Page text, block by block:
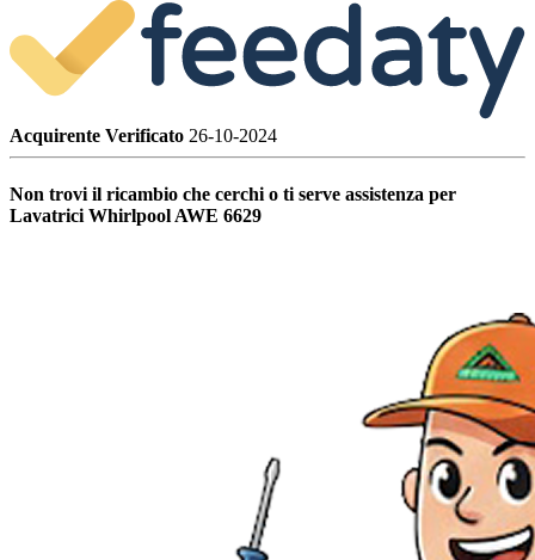
Acquirente Verificato 26-10-2024
Non trovi il ricambio che cerchi o ti serve assistenza per
Lavatrici Whirlpool AWE 6629